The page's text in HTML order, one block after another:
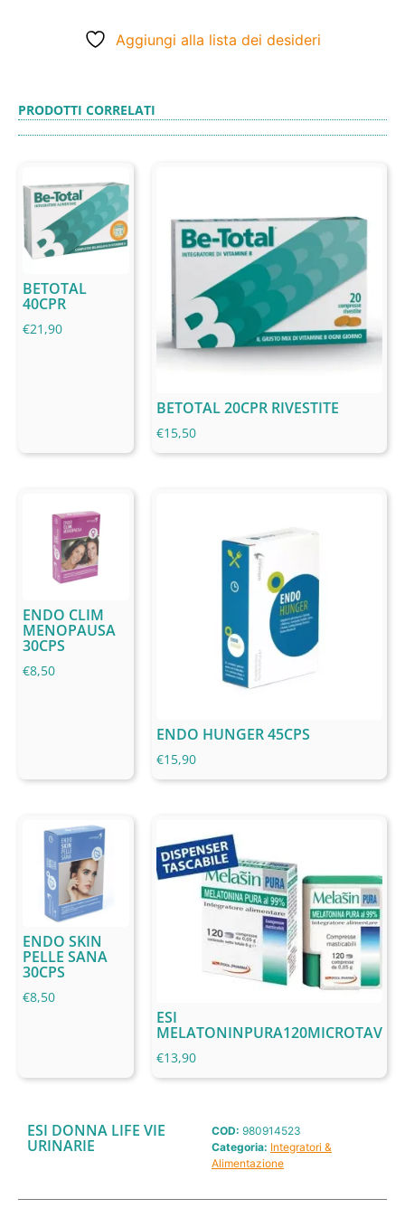
Aggiungi alla lista dei desideri
PRODOTTI CORRELATI
BETOTAL
40CPR
€21,90
BETOTAL 20CPR RIVESTITE
€15,50
ENDO CLIM
MENOPAUSA
30CPS
€8,50
ENDO HUNGER 45CPS
€15,90
ENDO SKIN
PELLE SANA
30CPS
€8,50
ESI
MELATONINPURA120MICROTAV
€13,90
ESI DONNA LIFE VIE
URINARIE
COD: 980914523
Categoria: Integratori &
Alimentazione